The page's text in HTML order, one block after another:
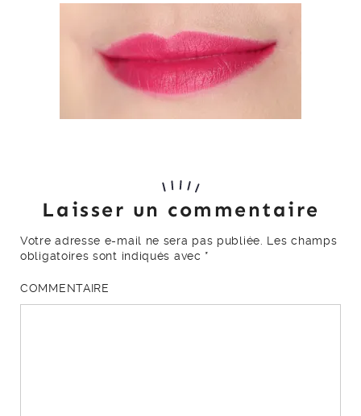
Laisser un commentaire
Votre adresse e-mail ne sera pas publiée.
Les champs
obligatoires sont indiqués avec *
COMMENTAIRE